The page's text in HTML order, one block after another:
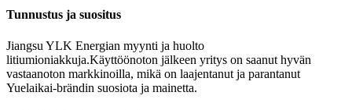
Tunnustus ja suositus
Jiangsu YLK Energian myynti ja huolto
litiumioniakkuja.Käyttöönoton jälkeen yritys on saanut hyvän
vastaanoton markkinoilla, mikä on laajentanut ja parantanut
Yuelaikai-brändin suosiota ja mainetta.